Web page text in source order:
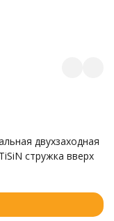
двухзаходная
стружка вверх